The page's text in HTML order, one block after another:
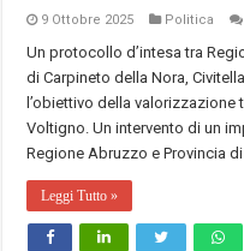
9 Ottobre 2025 Politica
Un protocollo d’intesa tra
di Carpineto della Nora,
l’obiettivo della
Voltigno. Un intervento di un
Regione Abruzzo e Provincia
Leggi Tutto »